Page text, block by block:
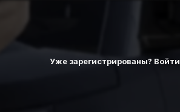
Уже зарегистрированы? Войти